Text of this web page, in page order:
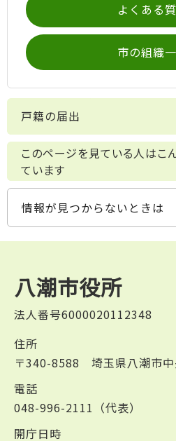
よくある
市の組織
戸籍の届出
このページを見ている人はこ
ています
情報が見つからないときは
八潮市役所
法人番号6000020112348
住所
〒340-8588 埼玉県八潮市中
電話
048-996-2111（代表）
開庁日時